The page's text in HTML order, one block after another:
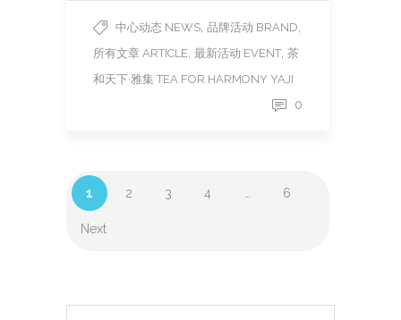
中心动态 NEWS 品牌活动 BRAND
所有文章 ARTICLE 最新活动 EVENT 茶
和天下·雅集 TEA FOR HARMONY YAJI
0
1 2 3 4 6
Next